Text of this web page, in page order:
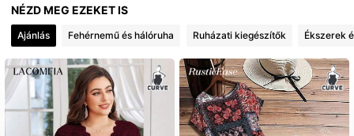
4.84 143K Követők
4.84 143K Követők
NÉZD MEG EZEKET IS
Ajánlás Fehérnemű és hálóruha Ruházati kiegészítők Ékszerek